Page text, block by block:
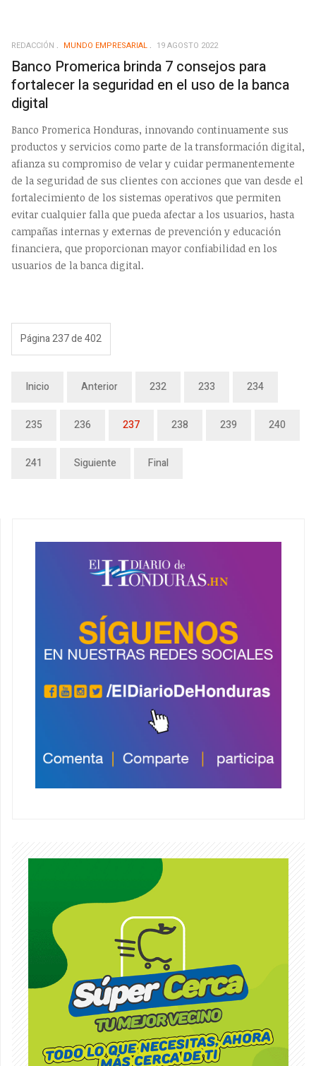
REDACCIÓN MUNDO EMPRESARIAL 19 AGOSTO 2022
Banco Promerica brinda 7 consejos para
fortalecer la seguridad en el uso de la banca
digital
Banco Promerica Honduras, innovando continuamente sus
productos y servicios como parte de la transformación digital,
afianza su compromiso de velar y cuidar permanentemente
de la seguridad de sus clientes con acciones que van desde el
fortalecimiento de los sistemas operativos que permiten
evitar cualquier falla que pueda afectar a los usuarios, hasta
campañas internas y externas de prevención y educación
financiera, que proporcionan mayor confiabilidad en los
usuarios de la banca digital.
Página 237 de 402
Inicio Anterior 232 233 234
235 236 237 238 239 240
241 Siguiente Final